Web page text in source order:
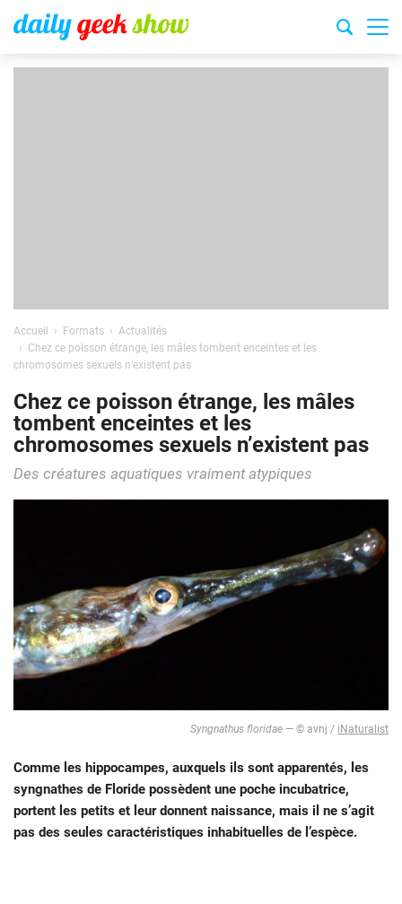
Accueil Formats
Actualités
Chez ce poisson étrange, les mâles tombent enceintes et les
chromosomes sexuels n’existent pas
Chez ce poisson étrange, les mâles
tombent enceintes et les
chromosomes sexuels n’existent pas
Des créatures aquatiques vraiment atypiques
Syngnathus floridae — © avnj / iNaturalist
Comme les hippocampes, auxquels ils sont apparentés, les
syngnathes de Floride possèdent une poche incubatrice,
portent les petits et leur donnent naissance, mais il ne s’agit
pas des seules caractéristiques inhabituelles de l’espèce.